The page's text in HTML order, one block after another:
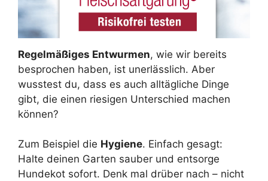
Regelmäßiges Entwurmen, wie wir bereits
besprochen haben, ist unerlässlich. Aber
wusstest du, dass es auch alltägliche Dinge
gibt, die einen riesigen Unterschied machen
können?
Zum Beispiel die Hygiene. Einfach gesagt:
Halte deinen Garten sauber und entsorge
Hundekot sofort. Denk mal drüber nach – nicht